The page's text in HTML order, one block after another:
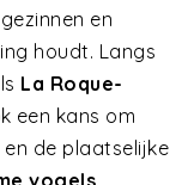
en
houdt. Langs
La Roque-
een kans om
de plaatselijke
vogels,